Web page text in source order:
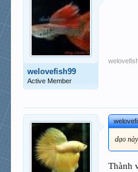
welovefish99
Active Member
dạo
Thành